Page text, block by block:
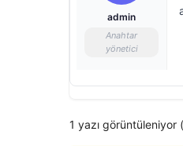
admin
Anahtar
yönetici
1 yazı görüntüleniyor